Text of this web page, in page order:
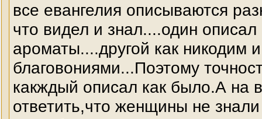
все евангелия описываются
что видел и знал....один
ароматы....другой как никодим
благовониями...Поэтому
какждый описал как было.А на
ответить,что женщины не